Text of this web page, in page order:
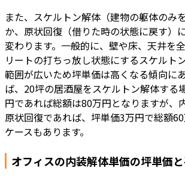
また、スケルトン解体（建物の躯体のみ
か、原状回復（借りた時の状態に戻す）
変わります。一般的に、壁や床、天井を
リートの打ちっ放し状態にするスケルト
範囲が広いため坪単価は高くなる傾向に
ば、20坪の居酒屋をスケルトン解体する
円であれば総額は80万円となりますが、
原状回復であれば、坪単価3万円で総額
ケースもあります。
オフィスの内装解体単価の坪単価